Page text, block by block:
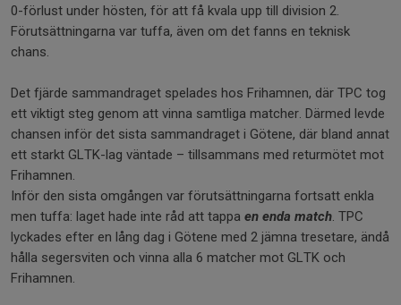
0-förlust under hösten, för att få kvala upp till division 2.
Förutsättningarna var tuffa, även om det fanns en teknisk
chans.
Det fjärde sammandraget spelades hos Frihamnen, där TPC tog
ett viktigt steg genom att vinna samtliga matcher. Därmed levde
chansen inför det sista sammandraget i Götene, där bland annat
ett starkt GLTK-lag väntade – tillsammans med returmötet mot
Frihamnen.
Inför den sista omgången var förutsättningarna fortsatt enkla
men tuffa: laget hade inte råd att tappa en enda match. TPC
lyckades efter en lång dag i Götene med 2 jämna tresetare, ändå
hålla segersviten och vinna alla 6 matcher mot GLTK och
Frihamnen.